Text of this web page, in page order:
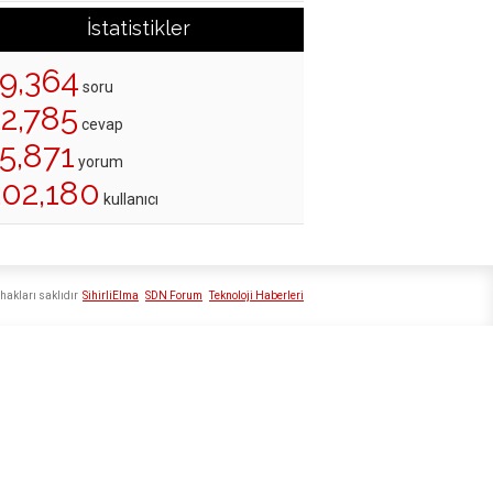
İstatistikler
soru
cevap
yorum
kullanıcı
SihirliElma SDN Forum Teknoloji Haberleri
saklıdır